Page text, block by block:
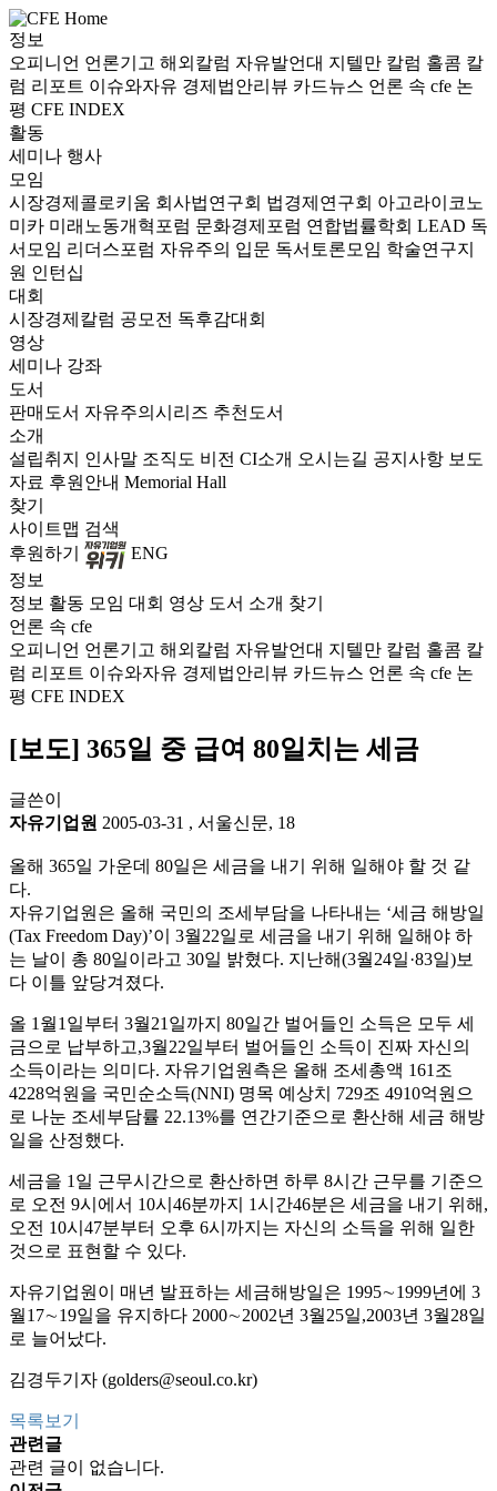
정보
오피니언 언론기고 해외칼럼 자유발언대 지텔만 칼럼 홀콤 칼
럼 리포트 이슈와자유 경제법안리뷰 카드뉴스 언론 속 cfe 논
평 CFE INDEX
활동
세미나 행사
모임
시장경제콜로키움 회사법연구회 법경제연구회 아고라이코노
미카 미래노동개혁포럼 문화경제포럼 연합법률학회 LEAD 독
서모임 리더스포럼 자유주의 입문 독서토론모임 학술연구지
원 인턴십
대회
시장경제칼럼 공모전 독후감대회
영상
세미나 강좌
도서
판매도서 자유주의시리즈 추천도서
소개
설립취지 인사말 조직도 비전 CI소개 오시는길 공지사항 보도
자료 후원안내 Memorial Hall
찾기
사이트맵 검색
후원하기
ENG
정보
정보 활동 모임 대회 영상 도서 소개 찾기
언론 속 cfe
오피니언 언론기고 해외칼럼 자유발언대 지텔만 칼럼 홀콤 칼
럼 리포트 이슈와자유 경제법안리뷰 카드뉴스 언론 속 cfe 논
평 CFE INDEX
[보도] 365일 중 급여 80일치는 세금
글쓴이
자유기업원 2005-03-31 , 서울신문, 18
올해 365일 가운데 80일은 세금을 내기 위해 일해야 할 것 같
다.
자유기업원은 올해 국민의 조세부담을 나타내는 ‘세금 해방일
(Tax Freedom Day)’이 3월22일로 세금을 내기 위해 일해야 하
는 날이 총 80일이라고 30일 밝혔다. 지난해(3월24일·83일)보
다 이틀 앞당겨졌다.
올 1월1일부터 3월21일까지 80일간 벌어들인 소득은 모두 세
금으로 납부하고,3월22일부터 벌어들인 소득이 진짜 자신의
소득이라는 의미다. 자유기업원측은 올해 조세총액 161조
4228억원을 국민순소득(NNI) 명목 예상치 729조 4910억원으
로 나눈 조세부담률 22.13%를 연간기준으로 환산해 세금 해방
일을 산정했다.
세금을 1일 근무시간으로 환산하면 하루 8시간 근무를 기준으
로 오전 9시에서 10시46분까지 1시간46분은 세금을 내기 위해,
오전 10시47분부터 오후 6시까지는 자신의 소득을 위해 일한
것으로 표현할 수 있다.
자유기업원이 매년 발표하는 세금해방일은 1995∼1999년에 3
월17∼19일을 유지하다 2000∼2002년 3월25일,2003년 3월28일
로 늘어났다.
김경두기자 (golders@seoul.co.kr)
목록보기
관련글
관련 글이 없습니다.